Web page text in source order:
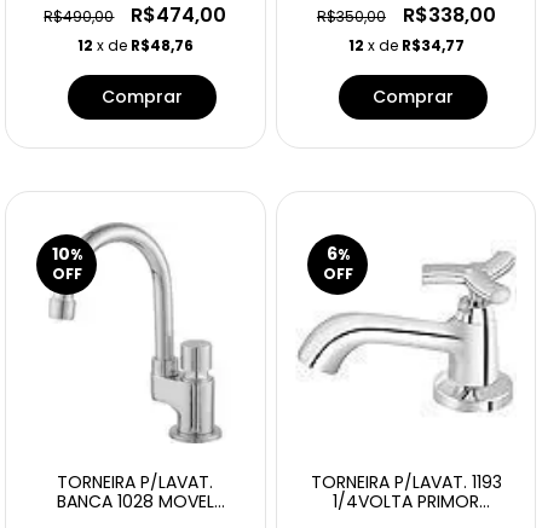
R$490,00 R$474,00
12 x de R$48,76
R$350,00 R$338,00
12 x de R$34,77
10%
OFF
TORNEIRA P/LAVAT.
BANCA 1028 MOVEL
6%
OFF
TORNEIRA P/LAVAT. 1193
1/4VOLTA PRIMOR